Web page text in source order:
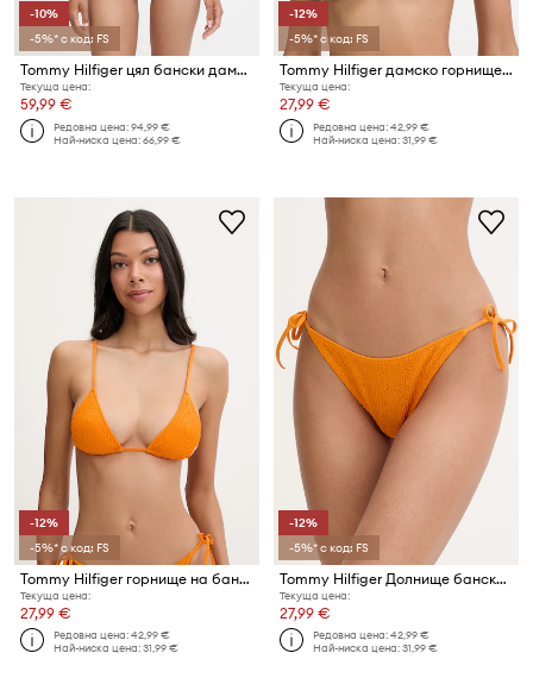
-10%
-5%* с код: FS
Tommy Hilfiger цял бански дамски SUMMER
Текуща цена:
59,99 €
Редовна цена:94,99 €
Най-ниска цена:66,99 €
-12%
-5%* с код: FS
Tommy Hilfiger дамско горнище на бански SUMMER
Текуща цена:
27,99 €
Редовна цена:42,99 €
Най-ниска цена:31,99 €
-12%
-5%* с код: FS
Tommy Hilfiger горнище на бански дамско SUMMER
Текуща цена:
27,99 €
Редовна цена:42,99 €
Най-ниска цена:31,99 €
-12%
-5%* с код: FS
Tommy Hilfiger Долнище бански дамско
Текуща цена:
27,99 €
Редовна цена:42,99 €
Най-ниска цена:31,99 €